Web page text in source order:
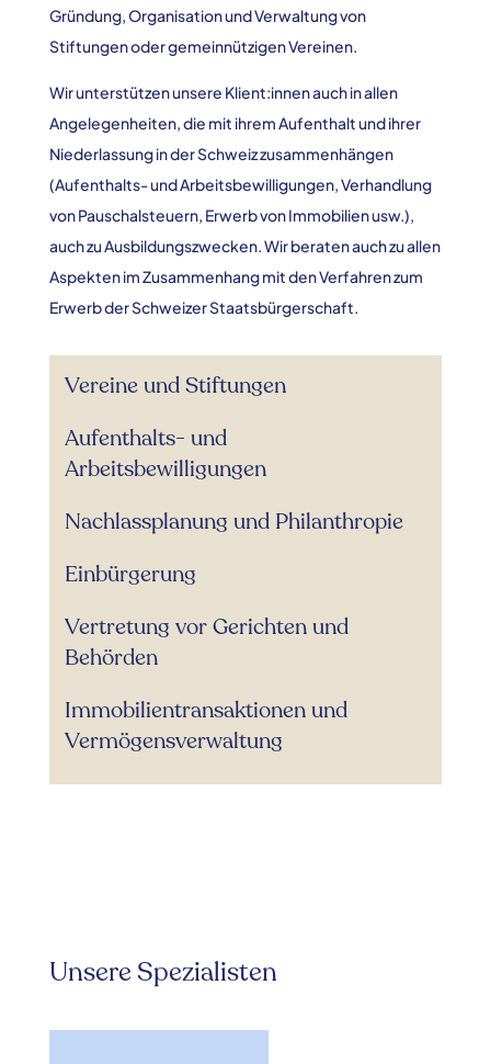
Gründung, Organisation und Verwaltung von
Stiftungen oder gemeinnützigen Vereinen.
Wir unterstützen unsere Klient:innen auch in allen
Angelegenheiten, die mit ihrem Aufenthalt und ihrer
Niederlassung in der Schweiz zusammenhängen
(Aufenthalts- und Arbeitsbewilligungen, Verhandlung
von Pauschalsteuern, Erwerb von Immobilien usw.),
auch zu Ausbildungszwecken. Wir beraten auch zu allen
Aspekten im Zusammenhang mit den Verfahren zum
Erwerb der Schweizer Staatsbürgerschaft.
Vereine und Stiftungen
Aufenthalts- und
Arbeitsbewilligungen
Nachlassplanung und Philanthropie
Einbürgerung
Vertretung vor Gerichten und
Behörden
Immobilientransaktionen und
Vermögensverwaltung
Unsere Spezialisten